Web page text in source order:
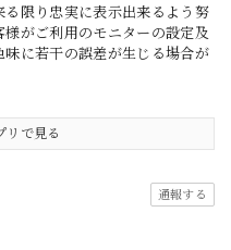
限り忠実に表示出来るよう努
がご利用のモニターの設定及
に若干の誤差が生じる場合が
リで見る
通報する